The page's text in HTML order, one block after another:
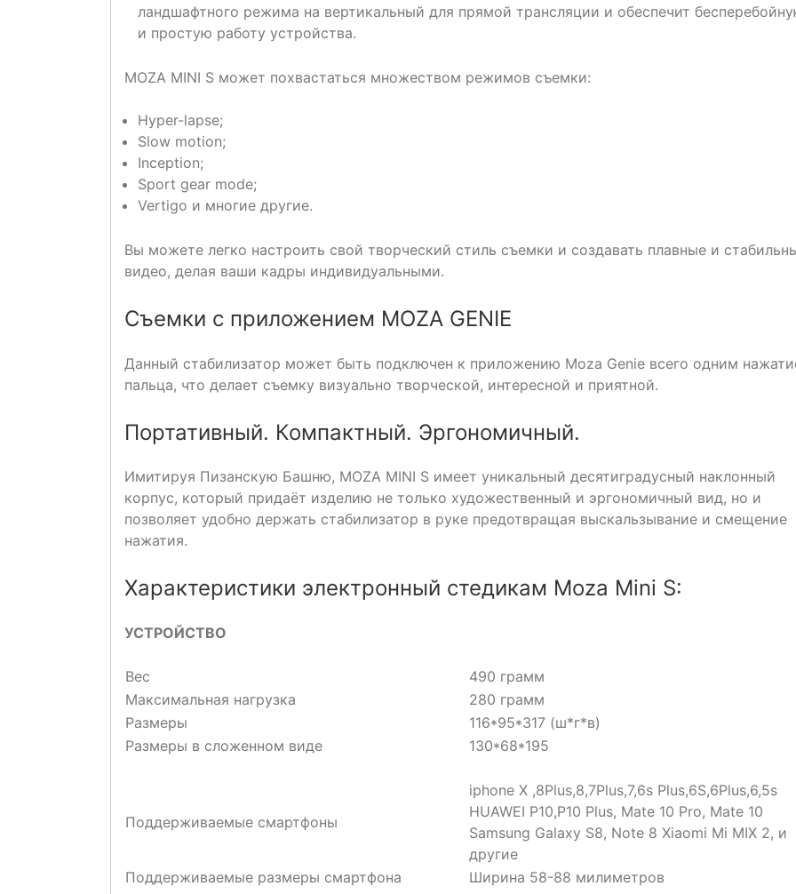
ландшафтного режима на вертикальный для прямой трансляции и обеспечит
и простую работу устройства.
MOZA MINI S может похвастаться множеством режимов съемки:
Hyper-lapse;
Slow motion;
Inception;
Sport gear mode;
Vertigo и многие другие.
Вы можете легко настроить свой творческий стиль съемки и создавать плавные и
видео, делая ваши кадры индивидуальными.
Съемки с приложением MOZA GENIE
Данный стабилизатор может быть подключен к приложению Moza Genie всего одним
пальца, что делает съемку визуально творческой, интересной и приятной.
Портативный. Компактный. Эргономичный.
Имитируя Пизанскую Башню, MOZA MINI S имеет уникальный десятиградусный наклонный
корпус, который придаёт изделию не только художественный и эргономичный вид, но и
позволяет удобно держать стабилизатор в руке предотвращая выскальзывание и смещение
нажатия.
Характеристики электронный стедикам Moza Mini S:
УСТРОЙСТВО
Вес
490 грамм
Максимальная нагрузка
280 грамм
Размеры
116*95*317 (ш*г*в)
Размеры в сложенном виде
130*68*195
Поддерживаемые смартфоны
iphone X ,8Plus,8,7Plus,7,6s Plus,6S,6Plus,6,5s
HUAWEI P10,P10 Plus, Mate 10 Pro, Mate 10
Samsung Galaxy S8, Note 8 Xiaomi Mi MIX 2, и
другие
Поддерживаемые размеры смартфона
Ширина 58-88 милиметров